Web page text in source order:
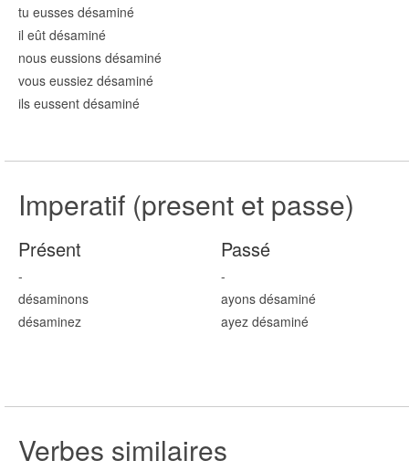
tu eusses désaminé
il eût désaminé
nous eussions désaminé
vous eussiez désaminé
ils eussent désaminé
Imperatif (present et passe)
Présent
-
désaminons
désaminez
Passé
-
ayons désaminé
ayez désaminé
Verbes similaires